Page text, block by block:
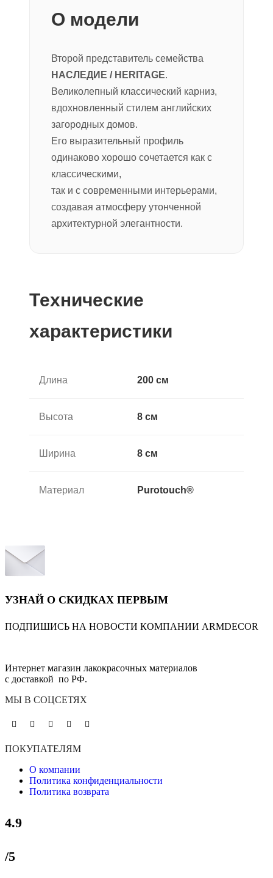
О модели
Второй представитель семейства
НАСЛЕДИЕ / HERITAGE.
Великолепный классический карниз,
вдохновленный стилем английских
загородных домов.
Его выразительный профиль
одинаково хорошо сочетается как с
классическими,
так и с современными интерьерами,
создавая атмосферу утонченной
архитектурной элегантности.
Технические
характеристики
Длина 200 см
Высота 8 см
Ширина 8 см
Материал Purotouch®
УЗНАЙ О СКИДКАХ ПЕРВЫМ
ПОДПИШИСЬ НА НОВОСТИ КОМПАНИИ ARMDECOR
Интернет магазин лакокрасочных материалов
с доставкой по РФ.
МЫ В СОЦСЕТЯХ
ПОКУПАТЕЛЯМ
О компании
Политика конфиденциальности
Политика возврата
4.9
/5